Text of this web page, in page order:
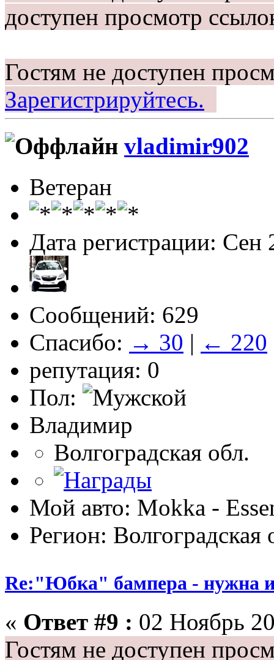
доступен просмотр
Гостям не доступен
Зарегистрируйтесь.
vladimir902
Ветеран
Дата регистрации: Сен
Сообщений: 629
Спасибо: → 30 | ← 220
репутация: 0
Пол:
Владимир
Волгоградская обл.
Мой авто: Mokka -
Регион: Волгоградская
Re:"Юбка" бампера - нужна
« Ответ #9 : 02 Ноябрь
Гостям не доступен